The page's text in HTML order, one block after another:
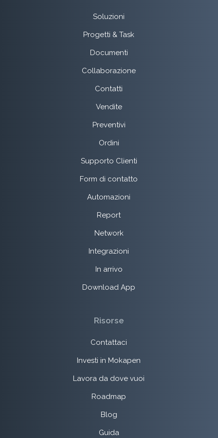
Soluzioni
Progetti & Task
Documenti
Collaborazione
Contatti
Vendite
Preventivi
Ordini
Supporto Clienti
Form di contatto
Automazioni
Report
Network
Integrazioni
In arrivo
Download App
Risorse
Contattaci
Investi in Mokapen
Lavora da dove vuoi
Roadmap
Blog
Guida